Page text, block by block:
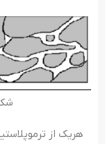
شکل ۵.
هریک از